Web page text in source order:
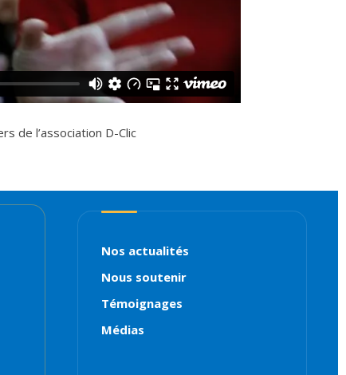
de l’association D-Clic
Nos actualités
Nous soutenir
Témoignages
Médias